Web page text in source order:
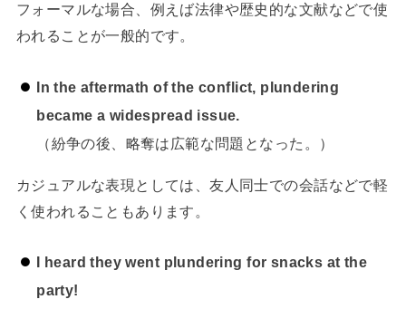
フォーマルな場合、例えば法律や歴史的な文献などで使
われることが一般的です。
In the aftermath of the conflict, plundering
became a widespread issue.
（紛争の後、略奪は広範な問題となった。）
カジュアルな表現としては、友人同士での会話などで軽
く使われることもあります。
I heard they went plundering for snacks at the
party!